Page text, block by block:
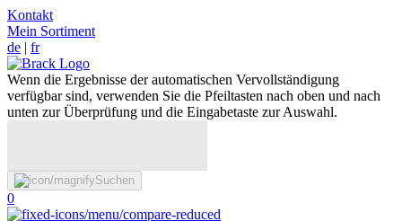
Kontakt
Mein Sortiment
de | fr
Wenn die Ergebnisse der automatischen Vervollständigung
verfügbar sind, verwenden Sie die Pfeiltasten nach oben und nach
unten zur Überprüfung und die Eingabetaste zur Auswahl.
Suchen
0